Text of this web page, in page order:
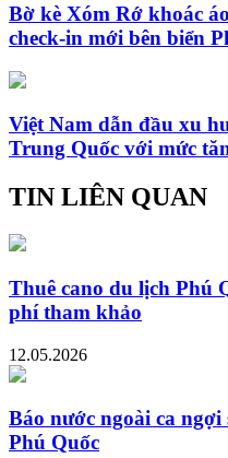
Bờ kè Xóm Rớ khoác
check-in mới bên biển
Việt Nam dẫn đầu xu
Trung Quốc với mức
TIN LIÊN QUAN
Thuê cano du lịch Phú
phí tham khảo
12.05.2026
Báo nước ngoài ca
Phú Quốc